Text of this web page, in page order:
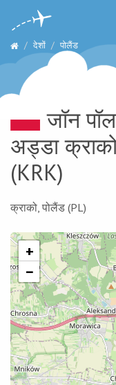
देशों पोलैंड
जॉन
अड्डा
(KRK)
क्राको, पोलैंड (PL)
+
−